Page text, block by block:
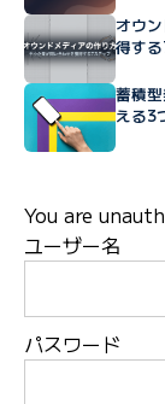
オウ
得す
蓄積
える3
You are
ユーザー名
パスワード